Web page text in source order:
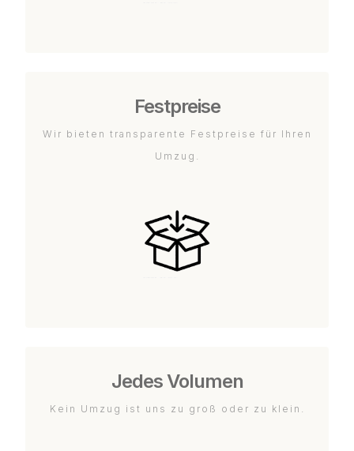
Festpreise
Wir bieten transparente Festpreise für Ihren
Umzug.
Jedes Volumen
Kein Umzug ist uns zu groß oder zu klein.